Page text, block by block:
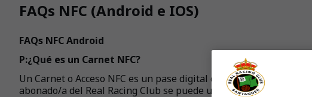
FAQs NFC (Android e IOS)
FAQs NFC Android
P:¿Qué es un Carnet NFC?
Un Carnet o Acceso NFC es un pase digital que se puede
abonado/a del Real Racing Club se puede utilizar para ingresar